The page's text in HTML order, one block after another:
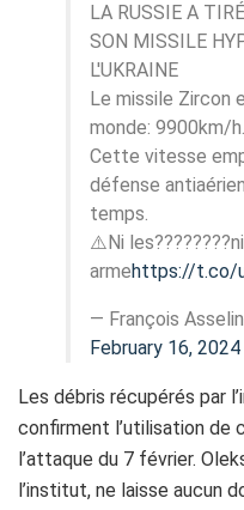
LA RUSSIE A
SON MISSILE
L'UKRAINE
Le missile Zircon
monde: 9900km/h.
Cette vitesse
défense
temps.
⚠️Ni
armehttps://t.co/
— François
February 16, 2024
Les débris récupérés par
confirment l’utilisation de
l’attaque du 7 février.
l’institut, ne laisse aucun